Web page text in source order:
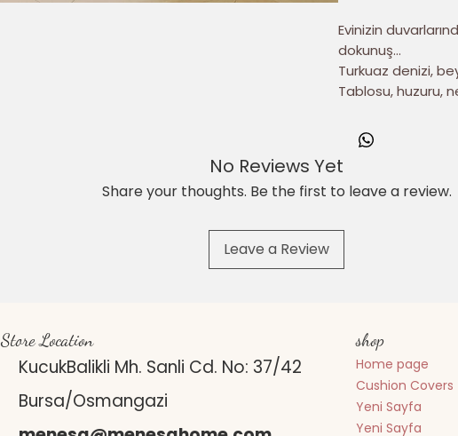
Evinizin
dokunuş…
Turkuaz denizi,
Tablosu, huzuru,
Yüksek
ve leke tutmaz
Bohem, Tropikal
banyonuzda ister
No Reviews Yet
Share your thoughts. Be the first to leave a review.
Leave a Review
Store Location
KucukBalikli Mh. Sanli Cd. No: 37/42
Bursa/Osmangazi
shop
Home page
Cushion Covers
Yeni Sayfa
Yeni Sayfa